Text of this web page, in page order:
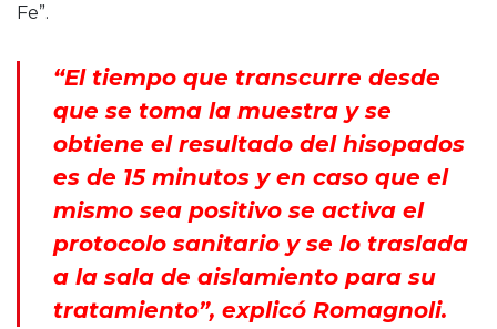
Fe”.
“El tiempo que transcurre desde
que se toma la muestra y se
obtiene el resultado del hisopados
es de 15 minutos y en caso que el
mismo sea positivo se activa el
protocolo sanitario y se lo traslada
a la sala de aislamiento para su
tratamiento”, explicó Romagnoli.